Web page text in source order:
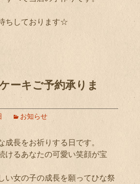
ちしております☆
ーキご予約承りま
お知らせ
成長をお祈りする日です。
けるあなたの可愛い笑顔が宝
い女の子の成長を願ってひな祭